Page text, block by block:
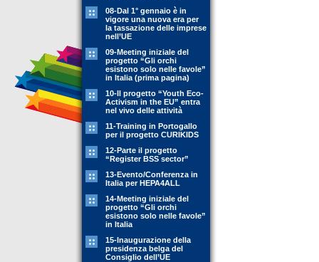
08-Dal 1° gennaio è in
vigore una nuova era per
la tassazione delle imprese
nell’UE
09-Meeting iniziale del
progetto “Gli orchi
esistono solo nelle favole”
in Italia (prima pagina)
10-Il progetto “Youth Eco-
Activism in the EU” entra
nel vivo delle attività
11-Training in Portogallo
per il progetto CURIKIDS
12-Parte il progetto
“Register BSS sector”
13-Evento/Conferenza in
Italia per HEPA4ALL
14-Meeting iniziale del
progetto “Gli orchi
esistono solo nelle favole”
in Italia
15-Inaugurazione della
presidenza belga del
Consiglio dell’UE